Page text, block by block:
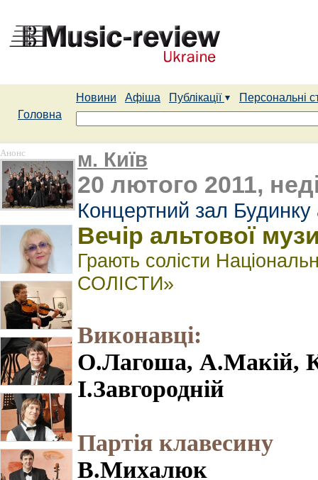
Новини Афіша Публікації
Персональні
Головна
Анонс м. Київ
20 лютого 2011,
Концертний зал Будинку
Вечір альтової
Грають солісти
СОЛІСТИ»
Виконавці:
О.Лагоша, А.Макій,
І.Завгородній
Партія клавесину
В.Михалюк